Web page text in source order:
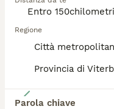
Regione
Città
Provincia di
Parola chiave
informazioni su questa